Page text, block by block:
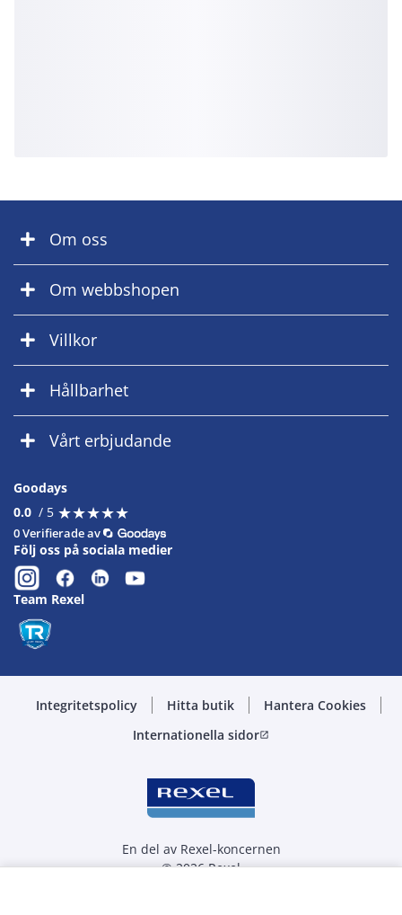
Om oss
Om webbshopen
Villkor
Hållbarhet
Vårt erbjudande
Goodays
0.0 / 5 ★★★★★
★★★★★
0 Verifierade av
Följ oss på sociala medier
Team Rexel
Integritetspolicy Hitta butik
Hantera Cookies
Internationella sidoropen_in_new
En del av Rexel-koncernen
© 2026 Rexel